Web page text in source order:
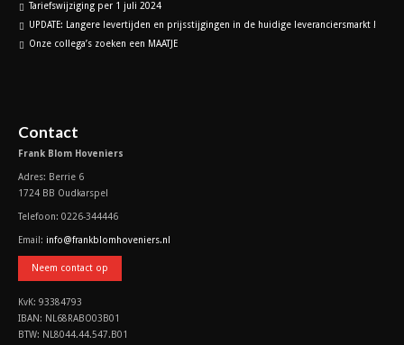
Tariefswijziging per 1 juli 2024
UPDATE: Langere levertijden en prijsstijgingen in de huidige leveranciersmarkt !
Onze collega’s zoeken een MAATJE
Contact
Frank Blom Hoveniers
Adres: Berrie 6
1724 BB Oudkarspel
Telefoon: 0226-344446
Email: info@frankblomhoveniers.nl
Neem contact op
KvK: 93384793
IBAN: NL68RABO03B01
BTW: NL8044.44.547.B01